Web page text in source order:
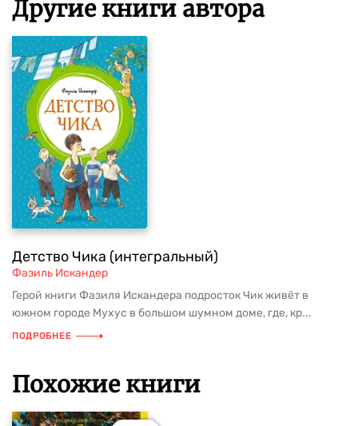
Другие книги автора
Детство Чика (интегральный)
Фазиль Искандер
Герой книги Фазиля Искандера подросток Чик живёт в
южном городе Мухус в большом шумном доме, где, кр...
ПОДРОБНЕЕ
Похожие книги